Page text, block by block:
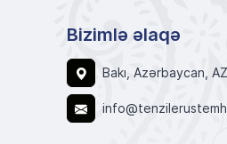
Bizimlə əlaqə
Bakı, Azərbaycan,